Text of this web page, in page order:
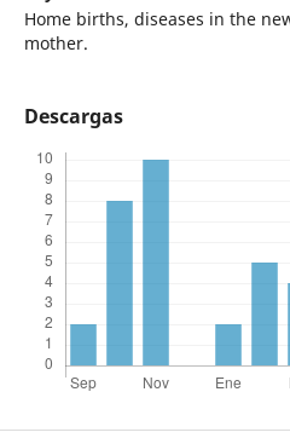
Home births, diseases in the
mother.
Descargas